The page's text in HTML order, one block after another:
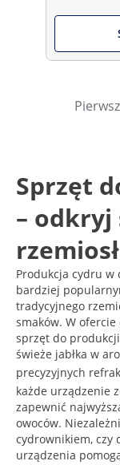
Sprzęt
– odkryj
Produkcja cydru w
bardziej
tradycyjnego
smaków. W
sprzęt do
świeże jabłka w
precyzyjnych
każde urządzenie
zapewnić
owoców.
cydrownikiem, czy
urządzenia